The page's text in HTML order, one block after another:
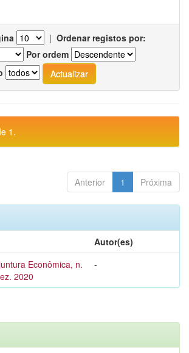
| Ordenar registos por:
Por ordem
1.
Anterior 1 Próxima
Autor(es)
Econômica, n.
2020
-